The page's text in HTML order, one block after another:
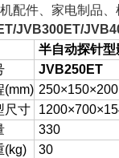
配件、家电制品
JVB300ET/
半自动探针
JVB250ET
(mm) 250×150×200
尺寸
330
(kg)
30